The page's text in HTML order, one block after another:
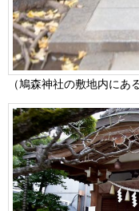
（鳩森神社の敷地内にあ